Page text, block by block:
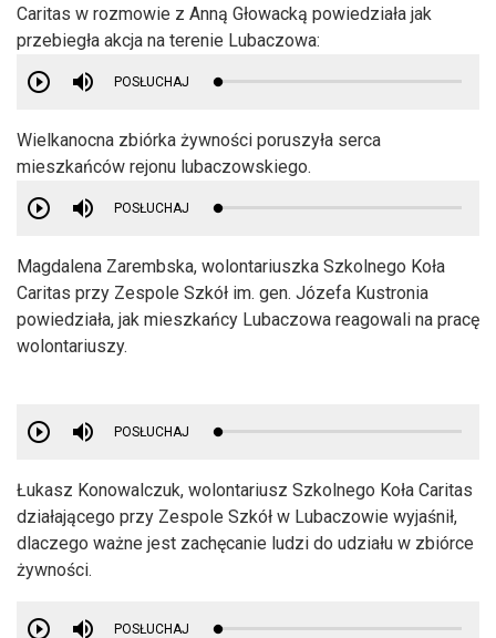
Caritas w rozmowie z Anną Głowacką powiedziała jak
przebiegła akcja na terenie Lubaczowa:
POSŁUCHAJ
Wielkanocna zbiórka żywności poruszyła serca
mieszkańców rejonu lubaczowskiego.
POSŁUCHAJ
Magdalena Zarembska, wolontariuszka Szkolnego Koła
Caritas przy Zespole Szkół im. gen. Józefa Kustronia
powiedziała, jak mieszkańcy Lubaczowa reagowali na pracę
wolontariuszy.
POSŁUCHAJ
Łukasz Konowalczuk, wolontariusz Szkolnego Koła Caritas
działającego przy Zespole Szkół w Lubaczowie wyjaśnił,
dlaczego ważne jest zachęcanie ludzi do udziału w zbiórce
żywności.
POSŁUCHAJ